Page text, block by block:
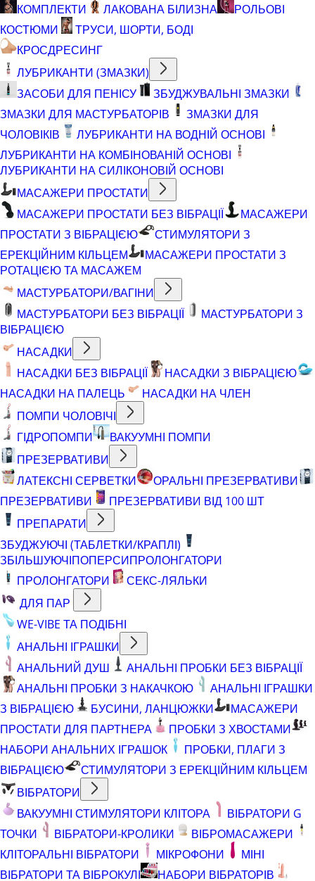
КОМПЛЕКТИ
ЛАКОВАНА БІЛИЗНА
РОЛЬОВІ
КОСТЮМИ
ТРУСИ, ШОРТИ, БОДІ
КРОСДРЕСИНГ
ЛУБРИКАНТИ (ЗМАЗКИ)
ЗАСОБИ ДЛЯ ПЕНІСУ
ЗБУДЖУВАЛЬНІ ЗМАЗКИ
ЗМАЗКИ ДЛЯ МАСТУРБАТОРІВ
ЗМАЗКИ ДЛЯ
ЧОЛОВІКІВ
ЛУБРИКАНТИ НА ВОДНІЙ ОСНОВІ
ЛУБРИКАНТИ НА КОМБІНОВАНІЙ ОСНОВІ
ЛУБРИКАНТИ НА СИЛІКОНОВІЙ ОСНОВІ
МАСАЖЕРИ ПРОСТАТИ
МАСАЖЕРИ ПРОСТАТИ БЕЗ ВІБРАЦІЇ
МАСАЖЕРИ
ПРОСТАТИ З ВІБРАЦІЄЮ
СТИМУЛЯТОРИ З
ЕРЕКЦІЙНИМ КІЛЬЦЕМ
МАСАЖЕРИ ПРОСТАТИ З
РОТАЦІЄЮ ТА МАСАЖЕМ
МАСТУРБАТОРИ/ВАГІНИ
МАСТУРБАТОРИ БЕЗ ВІБРАЦІЇ
МАСТУРБАТОРИ З
ВІБРАЦІЄЮ
НАСАДКИ
НАСАДКИ БЕЗ ВІБРАЦІЇ
НАСАДКИ З ВІБРАЦІЄЮ
НАСАДКИ НА ПАЛЕЦЬ
НАСАДКИ НА ЧЛЕН
ПОМПИ ЧОЛОВІЧІ
ГІДРОПОМПИ
ВАКУУМНІ ПОМПИ
ПРЕЗЕРВАТИВИ
ЛАТЕКСНІ СЕРВЕТКИ
ОРАЛЬНІ ПРЕЗЕРВАТИВИ
ПРЕЗЕРВАТИВИ
ПРЕЗЕРВАТИВИ ВІД 100 ШТ
ПРЕПАРАТИ
ЗБУДЖУЮЧІ (ТАБЛЕТКИ/КРАПЛІ)
ЗБІЛЬШУЮЧІПОПЕРСИПРОЛОНГАТОРИ
ПРОЛОНГАТОРИ
СЕКС-ЛЯЛЬКИ
ДЛЯ ПАР
WE-VIBE ТА ПОДІБНІ
АНАЛЬНІ ІГРАШКИ
АНАЛЬНИЙ ДУШ
АНАЛЬНІ ПРОБКИ БЕЗ ВІБРАЦІЇ
АНАЛЬНІ ПРОБКИ З НАКАЧКОЮ
АНАЛЬНІ ІГРАШКИ
З ВІБРАЦІЄЮ
БУСИНИ, ЛАНЦЮЖКИ
МАСАЖЕРИ
ПРОСТАТИ ДЛЯ ПАРТНЕРА
ПРОБКИ З ХВОСТАМИ
НАБОРИ АНАЛЬНИХ ІГРАШОК
ПРОБКИ, ПЛАГИ З
ВІБРАЦІЄЮ
СТИМУЛЯТОРИ З ЕРЕКЦІЙНИМ КІЛЬЦЕМ
ВІБРАТОРИ
ВАКУУМНІ СТИМУЛЯТОРИ КЛІТОРА
ВІБРАТОРИ G
ТОЧКИ
ВІБРАТОРИ-КРОЛИКИ
ВІБРОМАСАЖЕРИ
КЛІТОРАЛЬНІ ВІБРАТОРИ
МІКРОФОНИ
МІНІ
ВІБРАТОРИ ТА ВІБРОКУЛІ
НАБОРИ ВІБРАТОРІВ